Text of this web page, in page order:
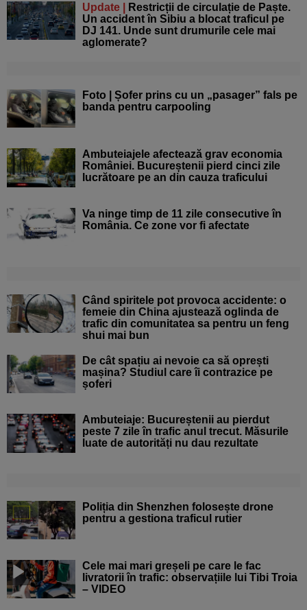
Update |
Restricții de circulație de Paște.
Un accident în Sibiu a blocat traficul pe
DJ 141. Unde sunt drumurile cele mai
aglomerate?
Foto | Șofer prins cu un „pasager” fals pe
banda pentru carpooling
Ambuteiajele afectează grav economia
României. Bucureștenii pierd cinci zile
lucrătoare pe an din cauza traficului
Va ninge timp de 11 zile consecutive în
România. Ce zone vor fi afectate
Când spiritele pot provoca accidente: o
femeie din China ajustează oglinda de
trafic din comunitatea sa pentru un feng
shui mai bun
De cât spațiu ai nevoie ca să oprești
mașina? Studiul care îi contrazice pe
șoferi
Ambuteiaje: Bucureștenii au pierdut
peste 7 zile în trafic anul trecut. Măsurile
luate de autorități nu dau rezultate
Poliția din Shenzhen folosește drone
pentru a gestiona traficul rutier
Cele mai mari greșeli pe care le fac
livratorii în trafic: observațiile lui Tibi Troia
– VIDEO